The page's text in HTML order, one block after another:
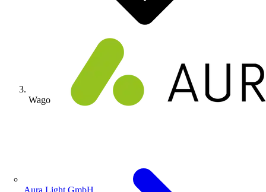
Aura Light GmbH
Wago